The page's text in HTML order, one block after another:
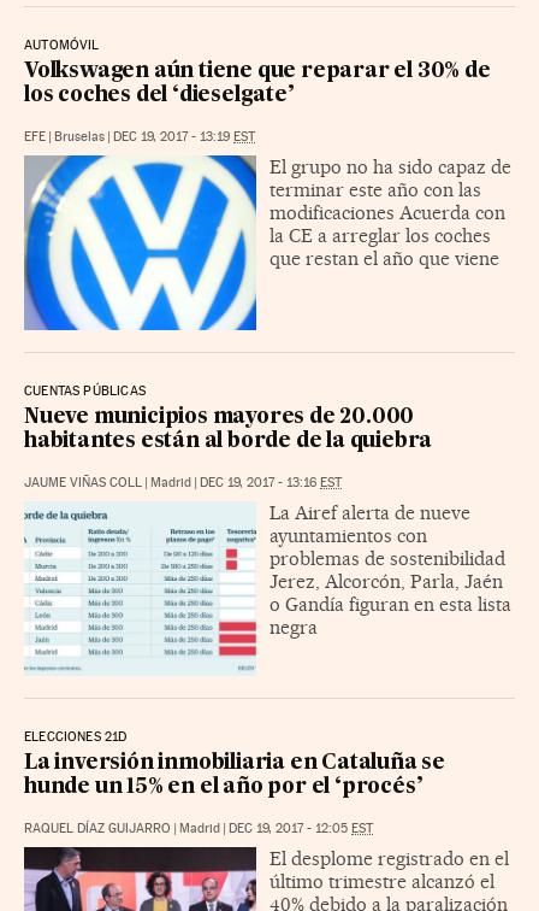
AUTOMÓVIL
Volkswagen aún tiene que reparar el 30% de
los coches del ‘dieselgate’
EFE Bruselas DEC 19, 2017 - 13:19 EST
El grupo no ha sido capaz de
terminar este año con las
modificaciones Acuerda con
la CE a arreglar los coches
que restan el año que viene
CUENTAS PÚBLICAS
Nueve municipios mayores de 20.000
habitantes están al borde de la quiebra
JAUME VIÑAS COLL Madrid DEC 19, 2017 - 13:16 EST
La Airef alerta de nueve
ayuntamientos con
problemas de sostenibilidad
Jerez, Alcorcón, Parla, Jaén
o Gandía figuran en esta lista
negra
ELECCIONES 21D
La inversión inmobiliaria en Cataluña se
hunde un 15% en el año por el ‘procés’
RAQUEL DÍAZ GUIJARRO Madrid DEC 19, 2017 - 12:05 EST
El desplome registrado en el
último trimestre alcanzó el
40% debido a la paralización